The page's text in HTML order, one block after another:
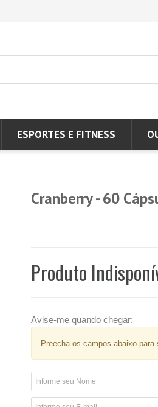
ESPORTES E FITNESS
Cranberry - 60
Produto
Avise-me quando chegar:
Preecha os campos abaixo